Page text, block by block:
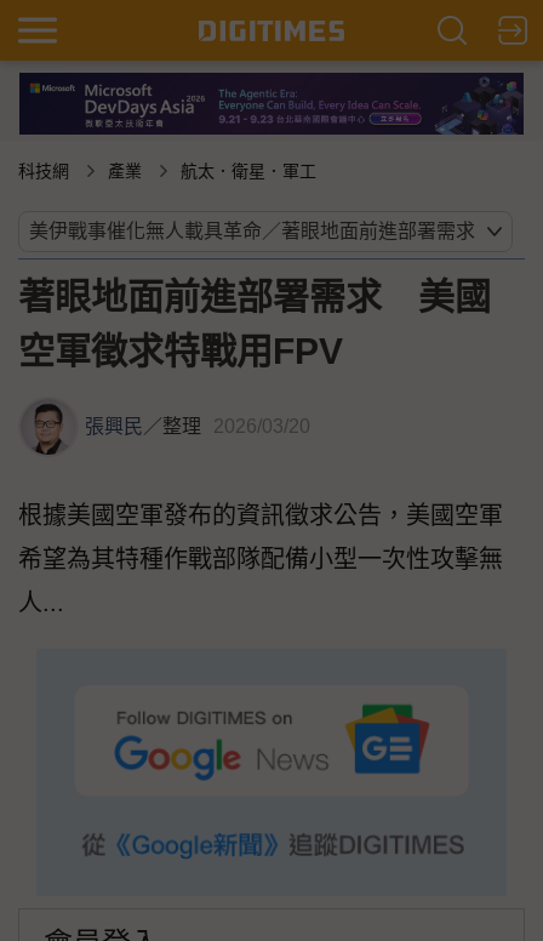
科技網 產業 航太．衛星．軍工
著眼地面前進部署需求 美國
空軍徵求特戰用FPV
張興民／整理 2026/03/20
根據美國空軍發布的資訊徵求公告，美國空軍
希望為其特種作戰部隊配備小型一次性攻擊無
人...